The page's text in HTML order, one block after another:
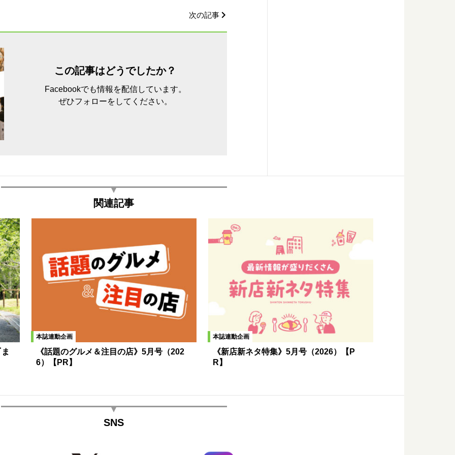
次の記事
この記事はどうでしたか？
Facebookでも情報を配信しています。
ぜひフォローをしてください。
関連記事
本誌連動企画
《話題のグルメ＆注目の店》5月号（202
6）【PR】
本誌連動企画
《新店新ネタ特集》5月号（2026）【P
R】
SNS